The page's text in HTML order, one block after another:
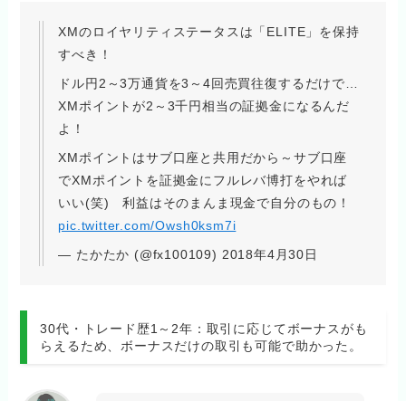
XMのロイヤリティステータスは「ELITE」を保持
すべき！
ドル円2～3万通貨を3～4回売買往復するだけで…
XMポイントが2～3千円相当の証拠金になるんだ
よ！
XMポイントはサブ口座と共用だから～サブ口座
でXMポイントを証拠金にフルレバ博打をやれば
いい(笑) 利益はそのまんま現金で自分のもの！
pic.twitter.com/Owsh0ksm7i
— たかたか (@fx100109) 2018年4月30日
30代・トレード歴1～2年：取引に応じてボーナスがも
らえるため、ボーナスだけの取引も可能で助かった。